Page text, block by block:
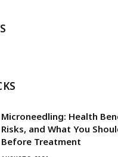
Microneedling: Health
Risks, and What You
Before Treatment